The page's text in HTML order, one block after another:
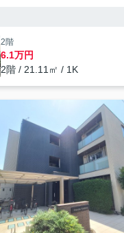
2階
6.1万円
2階 / 21.11㎡ / 1K